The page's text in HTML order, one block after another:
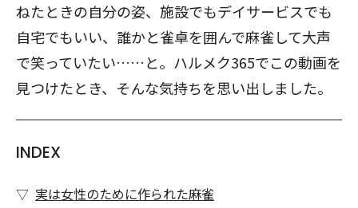
ねたときの自分の姿、施設でもデイサービスでも
自宅でもいい、誰かと雀卓を囲んで麻雀して大声
で笑っていたい……と。ハルメク365でこの動画を
見つけたとき、そんな気持ちを思い出しました。
INDEX
実は女性のために作られた麻雀